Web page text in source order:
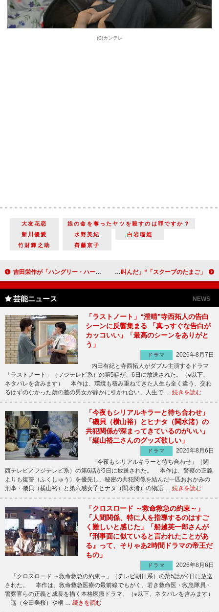
(C)カンテレ
大友花恋
娘の命を奪ったヤツを殺すのは罪ですか？
新川優愛
水野美紀
白岩瑠姫
竹財輝之助
齊藤京子
吉田栄作が「ハングリー・ハート」を弾き語りで披露 『スプリングスティーン 孤独のハイウェイ』公開直前イベント 「スクープのたまご」“日向子”奥山葵がインタビューの現場で動揺 「イケメン実業家が連続不審死事件の犯人!?」「思わず叫んだ」
芸能ニュース NEWS
「ラストノート」“澄晴”寺西拓人の告白
シーンに反響集まる 「真っすぐな告白が
カッコいい」「最高のシーンをありがと
う」
ドラマ
2026年8月7日
内田有紀と寺西拓人がダブル主演するドラマ
「ラストノート」（フジテレビ系）の第5話が、6日に放送された。（※以下、
ネタバレを含みます） 本作は、環境も積み重ねてきた人生も全く違う、交わ
るはずのなかった歳の差の男女が静かに引かれ合い、人生で … 続きを読む
「今夜もシリアルキラーと待ち合わせ」
「磯貝（横山裕）とヒナタ（関水渚）の
共犯関係が深まってきているのがいい」
「縦山裕二さんのグッズ欲しい」
ドラマ
2026年8月6日
「今夜もシリアルキラーと待ち合わせ」（関
西テレビ／フジテレビ系）の第6話が5日に放送された。 本作は、警察の正義
よりも復讐（ふくしゅう）を優先し、秘密の共犯関係を結んだ一匹おおかみの
刑事・磯貝（横山裕）と第六感女子ヒナタ（関水渚）の物語 … 続きを読む
「クロスロード ～救命救急の約束～」
「人間関係、特に人を指導するのはすご
く難しいと感じた」「船越英一郎さんが
『刑事面に似ていると言われたことがあ
る』って、そりゃあ2時間ドラマの帝王だ
もの」
ドラマ
2026年8月6日
「クロスロード ～救命救急の約束～」（テレビ朝日系）の第5話が4日に放送
された。 本作は、救命救急医療の最前線でもがく、若き救命医・救急隊員・
警察官らの正義と成長を描く本格医療ドラマ。（※以下、ネタバレを含みます）
遥（今田美桜）や桐 … 続きを読む